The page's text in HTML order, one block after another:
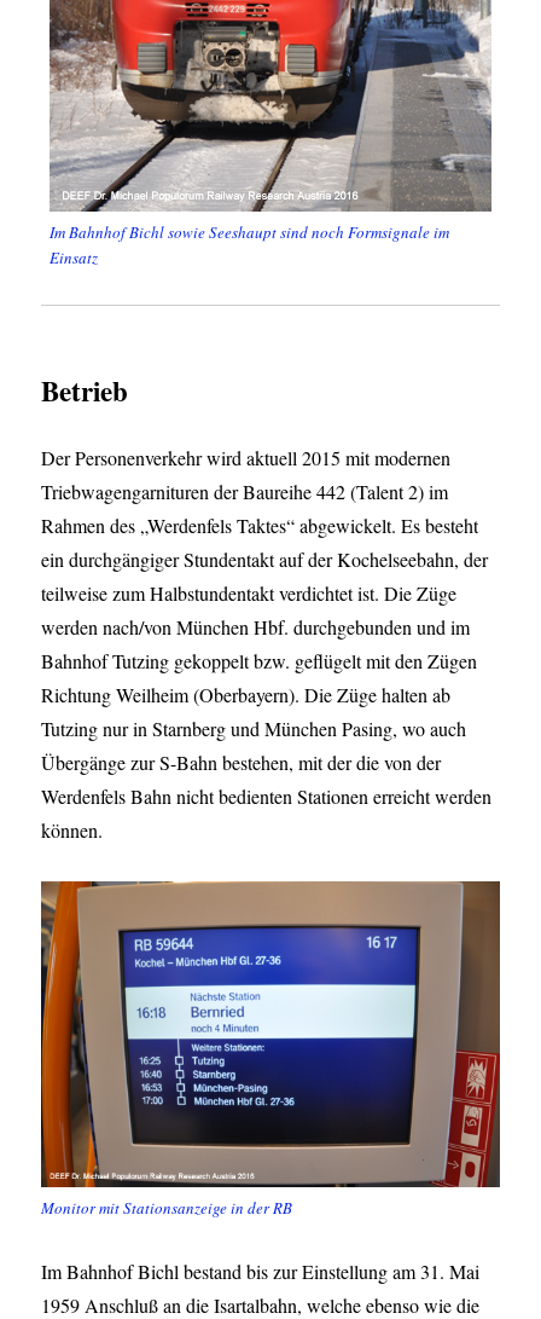
Im Bahnhof Bichl sowie Seeshaupt sind noch Formsignale im
Einsatz
Betrieb
Der Personenverkehr wird aktuell 2015 mit modernen
Triebwagengarnituren der Baureihe 442 (Talent 2) im
Rahmen des „Werdenfels Taktes“ abgewickelt. Es besteht
ein durchgängiger Stundentakt auf der Kochelseebahn, der
teilweise zum Halbstundentakt verdichtet ist. Die Züge
werden nach/von München Hbf. durchgebunden und im
Bahnhof Tutzing gekoppelt bzw. geflügelt mit den Zügen
Richtung Weilheim (Oberbayern). Die Züge halten ab
Tutzing nur in Starnberg und München Pasing, wo auch
Übergänge zur S-Bahn bestehen, mit der die von der
Werdenfels Bahn nicht bedienten Stationen erreicht werden
können.
Monitor mit Stationsanzeige in der RB
Im Bahnhof Bichl bestand bis zur Einstellung am 31. Mai
1959 Anschluß an die Isartalbahn, welche ebenso wie die